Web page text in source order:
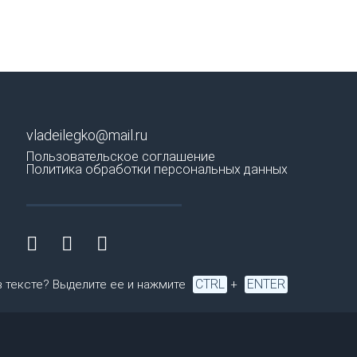
vladeilegko@mail.ru
Пользовательское соглашение
Политика обработки персональных данных
Выделите ее и нажмите CTRL + ENTER